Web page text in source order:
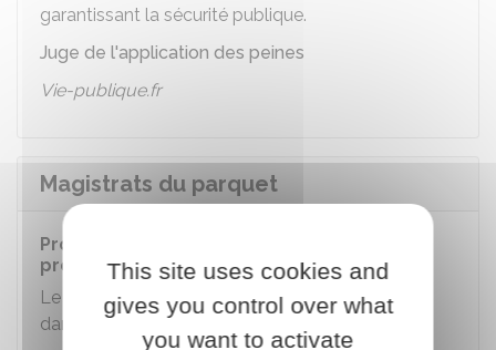
garantissant la sécurité publique.
Juge de l'application des peines
Vie-publique.fr
Magistrats du parquet
Procureur de la République et substitut du
procureur
Le procureur de la République représente l'État
dans les procédures judiciaires.
This site uses cookies and
gives you control over what
you want to activate